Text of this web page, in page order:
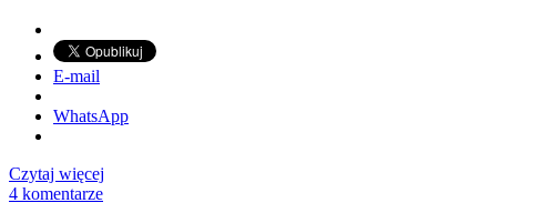
E-mail
WhatsApp
Czytaj więcej
4 komentarze